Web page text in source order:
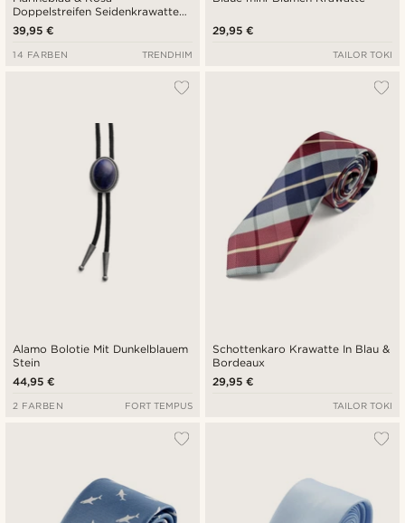
Doppelstreifen Seidenkrawatte
6cm
39,95 €
14 FARBEN TRENDHIM
29,95 €
TAILOR TOKI
Alamo Bolotie Mit Dunkelblauem
Stein
44,95 €
2 FARBEN FORT TEMPUS
Schottenkaro Krawatte In Blau &
Bordeaux
29,95 €
TAILOR TOKI